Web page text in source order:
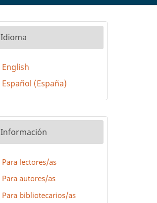
Idioma
English
Español (España)
Información
Para lectores/as
Para autores/as
Para bibliotecarios/as